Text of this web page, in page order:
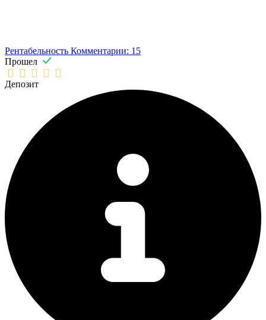
Рентабельность Комментарии: 15
Прошел
Депозит